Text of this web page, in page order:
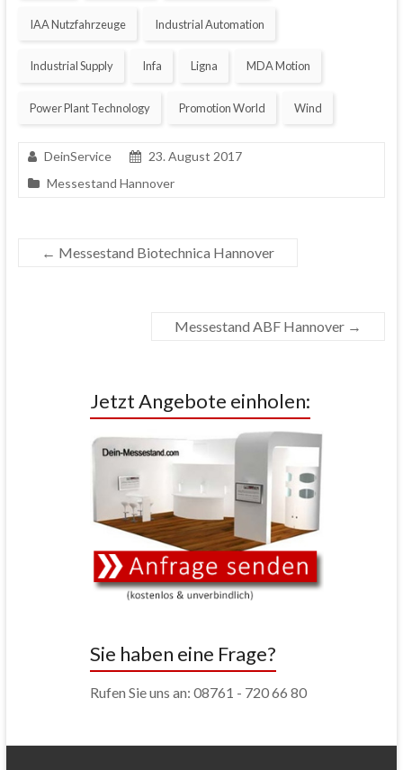
IAA Nutzfahrzeuge Industrial Automation
Industrial Supply Infa Ligna MDA Motion
Power Plant Technology Promotion World Wind
DeinService
23. August 2017
Messestand Hannover
← Messestand Biotechnica Hannover
Messestand ABF Hannover →
Jetzt Angebote einholen:
Sie haben eine Frage?
Rufen Sie uns an: 08761 - 720 66 80